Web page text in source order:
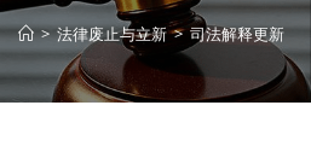
> 法律废止与立新 > 司法解释更新